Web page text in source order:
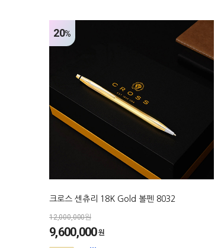
20%
크로스 센츄리 18K Gold 볼펜 8032
12,000,000원
9,600,000원